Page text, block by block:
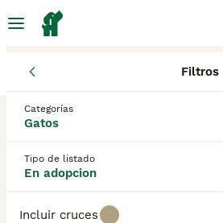
Filtros
Categorías
Gatos
Tipo de listado
En adopcion
Incluir cruces
Raza Mixta Gatos en
0 Gatos encontrados
Sólo puro